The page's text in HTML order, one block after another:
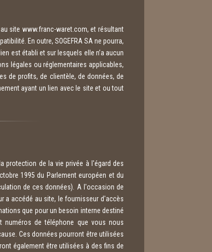
site www.franc-waret.com, et résultant
En outre, SOGEFRA SA ne pourra,
est établi et sur lesquels elle n’a aucun
légales ou réglementaires applicables,
de profits, de clientèle, de données, de
ayant un lien avec le site et ou tout
protection de la vie privée à l'égard des
1995 du Parlement européen et du
de ces données). A l'occasion de
a accédé au site, le fournisseur d'accès
que pour un besoin interne destiné
de téléphone que vous nous
Ces données pourront être utilisées
également être utilisées à des fins de